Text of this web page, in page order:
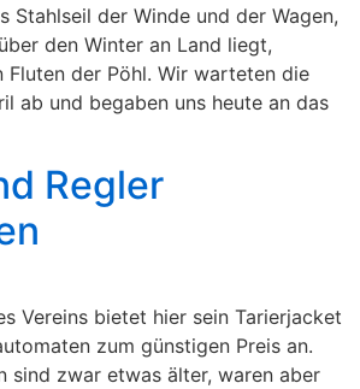
Stahlseil der Winde und der Wagen,
den Winter an Land liegt,
Fluten der Pöhl. Wir warteten die
ab und begaben uns heute an das
Regler
Vereins bietet hier sein Tarierjacket
zum günstigen Preis an.
sind zwar etwas älter, waren aber